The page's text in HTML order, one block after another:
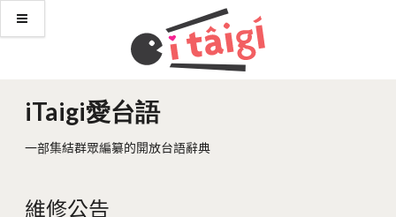
iTaigi愛台語
一部集結群眾編纂的開放台語辭典
維修公告